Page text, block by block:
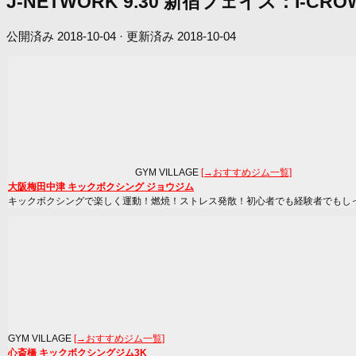
公開済み 2018-10-04 · 更新済み 2018-10-04
GYM VILLAGE [→おすすめジム一覧]
大阪梅田中津 キックボクシング ジョウジム
キックボクシングで楽しく運動！燃焼！ストレス発散！初心者でも経験者でも
GYM VILLAGE [→おすすめジム一覧]
心斎橋 キックボクシングジム3K